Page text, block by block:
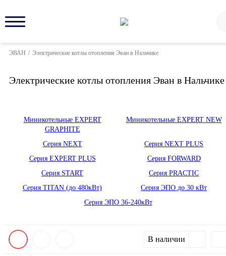
ЭВАН / Электрические котлы отопления Эван в Нальчике
Электрические котлы отопления Эван в Нальчике
Миникотельные EXPERT
GRAPHITE
Миникотельные EXPERT NEW
Серия NEXT
Серия NEXT PLUS
Серия EXPERT PLUS
Серия FORWARD
Серия START
Серия PRACTIC
Серия TITAN (до 480кВт)
Серия ЭПО до 30 кВт
Серия ЭПО 36-240кВт
В наличии